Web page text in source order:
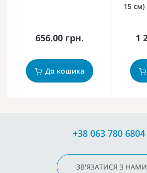
656.00 грн.
До кошика
15
1
+38 063 780 6804
ЗВ'ЯЗАТИСЯ З НАМИ